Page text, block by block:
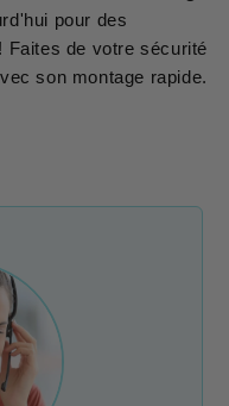
pour des
Faites de votre sécurité
son montage rapide.